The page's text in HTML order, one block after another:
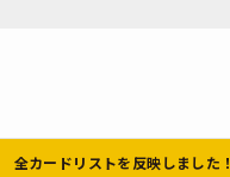
全カードリストを反映しました！